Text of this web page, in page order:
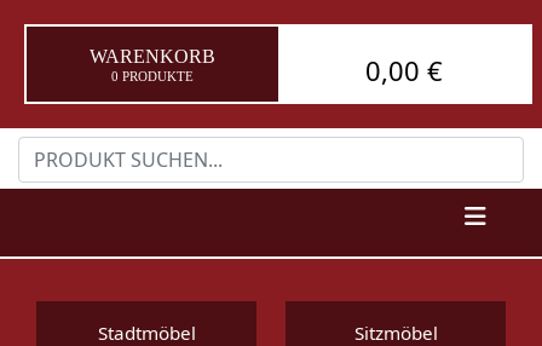
WARENKORB
0 PRODUKTE 0,00 €
Stadtmöbel Sitzmöbel